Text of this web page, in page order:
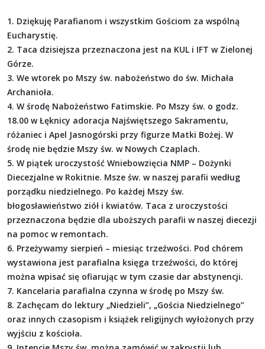
1. Dziękuję Parafianom i wszystkim Gościom za wspólną
Eucharystię.
2. Taca dzisiejsza przeznaczona jest na KUL i IFT w Zielonej
Górze.
3. We wtorek po Mszy św. nabożeństwo do św. Michała
Archanioła.
4. W środę Nabożeństwo Fatimskie. Po Mszy św. o godz.
18.00 w Łęknicy adoracja Najświętszego Sakramentu,
różaniec i Apel Jasnogórski przy figurze Matki Bożej. W
środę nie będzie Mszy św. w Nowych Czaplach.
5. W piątek uroczystość Wniebowzięcia NMP – Dożynki
Diecezjalne w Rokitnie. Msze św. w naszej parafii według
porządku niedzielnego. Po każdej Mszy św.
błogosławieństwo ziół i kwiatów. Taca z uroczystości
przeznaczona będzie dla uboższych parafii w naszej diecezji
na pomoc w remontach.
6. Przeżywamy sierpień – miesiąc trzeźwości. Pod chórem
wystawiona jest parafialna księga trzeźwości, do której
można wpisać się ofiarując w tym czasie dar abstynencji.
7. Kancelaria parafialna czynna w środę po Mszy św.
8. Zachęcam do lektury „Niedzieli”, „Gościa Niedzielnego”
oraz innych czasopism i książek religijnych wyłożonych przy
wyjściu z kościoła.